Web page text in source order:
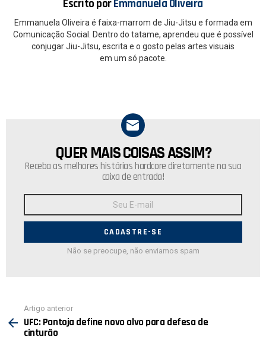
Escrito porEmmanuela Oliveira
Emmanuela Oliveira é faixa-marrom de Jiu-Jitsu e formada em
Comunicação Social. Dentro do tatame, aprendeu que é possível
conjugar Jiu-Jitsu, escrita e o gosto pelas artes visuais
em um só pacote.
NEWSLETTER
QUER MAIS COISAS ASSIM?
Receba as melhores histórias hardcore diretamente na sua
caixa de entrada!
Endereço
E-
Não se preocupe, não enviamos spam
mais
Artigo anterior
UFC: Pantoja define novo alvo para defesa de
cinturão